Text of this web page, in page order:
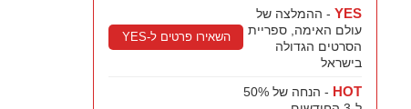
YES - ההמלצה של
עולם האימה, ספריית
הסרטים הגדולה
בישראל
השאירו פרטים ל-YES
HOT
- הנחה של 50%